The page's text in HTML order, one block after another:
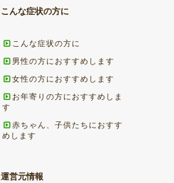
こんな症状の方に
こんな症状の方に
男性の方におすすめします
女性の方におすすめします
お年寄りの方におすすめしま
す
赤ちゃん、子供たちにおすす
めします
運営元情報